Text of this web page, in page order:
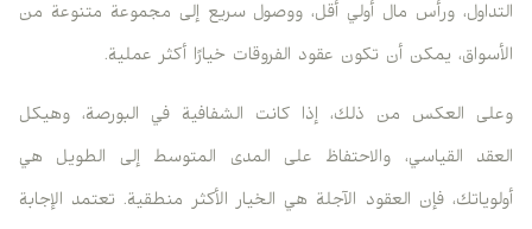
التداول، ورأس مال أولي أقل، ووصول سريع إلى مجموعة متنوعة من
الأسواق، يمكن أن تكون عقود الفروقات خيارًا أكثر عملية.
وعلى العكس من ذلك، إذا كانت الشفافية في البورصة، وهيكل
العقد القياسي، والاحتفاظ على المدى المتوسط إلى الطويل هي
أولوياتك، فإن العقود الآجلة هي الخيار الأكثر منطقية. تعتمد الإجابة